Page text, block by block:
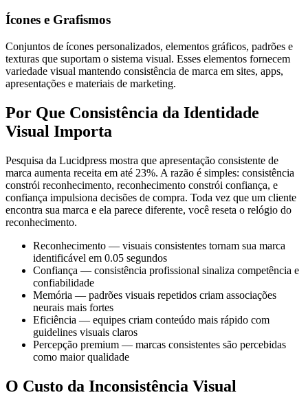
Ícones e Grafismos
Conjuntos de ícones personalizados, elementos gráficos, padrões e
texturas que suportam o sistema visual. Esses elementos fornecem
variedade visual mantendo consistência de marca em sites, apps,
apresentações e materiais de marketing.
Por Que Consistência da Identidade
Visual Importa
Pesquisa da Lucidpress mostra que apresentação consistente de
marca aumenta receita em até 23%. A razão é simples: consistência
constrói reconhecimento, reconhecimento constrói confiança, e
confiança impulsiona decisões de compra. Toda vez que um cliente
encontra sua marca e ela parece diferente, você reseta o relógio do
reconhecimento.
Reconhecimento — visuais consistentes tornam sua marca
identificável em 0.05 segundos
Confiança — consistência profissional sinaliza competência e
confiabilidade
Memória — padrões visuais repetidos criam associações
neurais mais fortes
Eficiência — equipes criam conteúdo mais rápido com
guidelines visuais claros
Percepção premium — marcas consistentes são percebidas
como maior qualidade
O Custo da Inconsistência Visual